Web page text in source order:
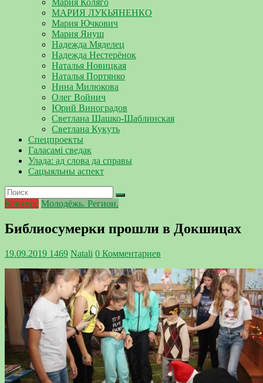
Мария Коляго
МАРИЯ ЛУКЬЯНЕНКО
Мария Ючкович
Мария Януш
Надежда Мяделец
Надежда Нестерёнок
Наталья Новицкая
Наталья Портянко
Нина Милюкова
Олег Войнич
Юрий Виноградов
Светлана Шашко-Шаблинская
Светлана Кукуть
Спецпроекты
Галасамі сведак
Улада: ад слова да справы
Сацыяльны аспект
Конкурс Молодёжь. Регион.
Библиосумерки прошли в Докшицах
19.09.2019 1469 Natali 0 Комментариев